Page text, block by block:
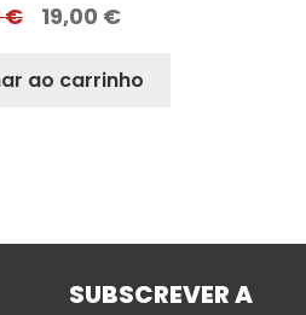
€ 19,00 €
ao carrinho
SUBSCREVER A